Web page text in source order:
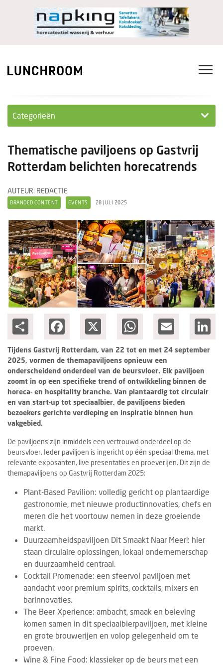
Categorieën
Ondernemen in...
Nieuwe lunchrooms
Columns
Groots ondernemen
Thematische paviljoens op Gastvrij
Rotterdam belichten horecatrends
AUTEUR: REDACTIE
BRANDED CONTENT EVENTS 28 JULI 2025
Facebook WhatsApp Email
Tijdens Gastvrij Rotterdam, van 22 tot en met 24 september
2025, vormen de themapaviljoens opnieuw een
onderscheidend onderdeel van de beursvloer. Elk paviljoen
zoomt in op een specifieke trend of ontwikkeling binnen de
horeca- en hospitality branche. Van plantaardig tot circulair
en van start-up tot speciaalbier, de paviljoens bieden
bezoekers gerichte verdieping en inspiratie binnen hun
vakgebied.
De paviljoens zijn inmiddels een vertrouwd onderdeel op de
beursvloer. Ieder paviljoen is ingericht op één speciaal thema, met
relevante exposanten, live presentaties en proeverijen. Dit zijn de
themapaviljoens op Gastvrij Rotterdam 2025:
Plant-Based Pavilion: volledig gericht op plantaardige
gastronomie, met nieuwe productinnovaties, chefs en
meren die het voortouw nemen in deze groeiende
markt.
Duurzaamheidspaviljoen Dit Smaakt Naar Meer!: hier
staan circulaire oplossingen, lokaal ondernemerschap
en duurzaamheid centraal.
Cocktail Promenade: een sfeervol paviljoen met
aandacht voor premium spirits, cocktails, mixers en
barinnovaties.
The Beer Xperience: ambacht, smaak en beleving
komen samen in dit speciaalbierpaviljoen, met kleine
en grote brouwerijen en volop gelegenheid om te
proeven.
Wine & Fine Food: klassieker op de beurs met een